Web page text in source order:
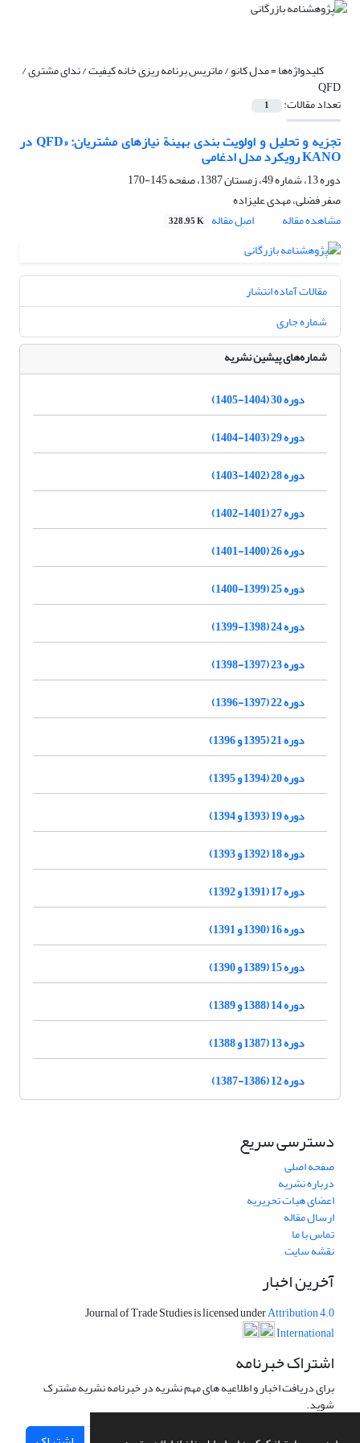
کلیدواژه‌ها =مدل کانو / ماتریس برنامه ریزی خانه کیفیت / ندای مشتری /
QFD
تعداد مقالات: 1
تجزیه و تحلیل و اولویت بندی بهینة نیازهای مشتریان: «QFD در
KANO رویکرد مدل ادغامی
دوره 13، شماره 49، زمستان 1387، صفحه
145-170
صفر فضلی، مهدی علیزاده
مشاهده مقاله
اصل مقاله 328.95 K
مقالات آماده انتشار
شماره جاری
شماره‌های پیشین نشریه
دوره 30 (1404-1405)
دوره 29 (1403-1404)
دوره 28 (1402-1403)
دوره 27 (1401-1402)
دوره 26 (1400-1401)
دوره 25 (1399-1400)
دوره 24 (1398-1399)
دوره 23 (1397-1398)
دوره 22 (1397-1396)
دوره 21 (1395 و 1396)
دوره 20 (1394 و 1395)
دوره 19 (1393 و 1394)
دوره 18 (1392 و 1393)
دوره 17 (1391 و 1392)
دوره 16 (1390 و 1391)
دوره 15 (1389 و 1390)
دوره 14 (1388 و 1389)
دوره 13 (1387 و 1388)
دوره 12 (1386-1387)
دسترسی سریع
صفحه اصلی
درباره نشریه
اعضای هیات تحریریه
ارسال مقاله
تماس با ما
نقشه سایت
آخرین اخبار
Journal of Trade Studies is licensed underAttribution 4.0
International
اشتراک خبرنامه
برای دریافت اخبار و اطلاعیه های مهم نشریه در خبرنامه نشریه مشترک
شوید.